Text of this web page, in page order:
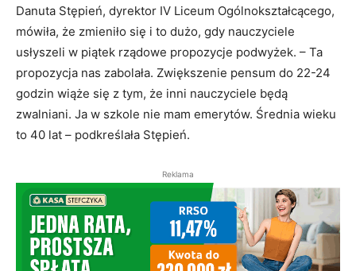
Danuta Stępień, dyrektor IV Liceum Ogólnokształcącego,
mówiła, że zmieniło się i to dużo, gdy nauczyciele
usłyszeli w piątek rządowe propozycje podwyżek. – Ta
propozycja nas zabolała. Zwiększenie pensum do 22-24
godzin wiąże się z tym, że inni nauczyciele będą
zwalniani. Ja w szkole nie mam emerytów. Średnia wieku
to 40 lat – podkreślała Stępień.
Reklama